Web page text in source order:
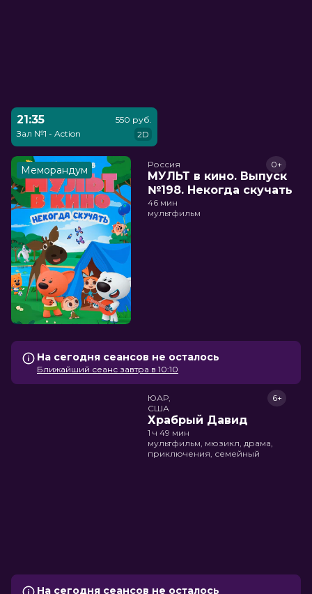
21:35
Зал №1 - Action
550 руб.
2D
Меморандум Россия
МУЛЬТ в кино. Выпуск
№198. Некогда скучать
0+
46 мин
мультфильм
На сегодня сеансов не осталось
Ближайший сеанс завтра в 10:10
ЮАР,
США
Храбрый Давид
6+
1 ч 49 мин
мультфильм, мюзикл, драма,
приключения, семейный
На сегодня сеансов не осталось